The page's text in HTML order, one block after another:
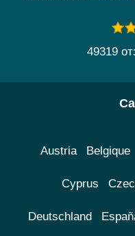
49319
Austria Belgique
Cyprus
Deutschland